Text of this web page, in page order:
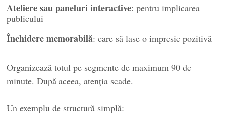
Ateliere sau paneluri interactive: pentru implicarea
publicului
Închidere memorabilă: care să lase o impresie pozitivă
Organizează totul pe segmente de maximum 90 de
minute. După aceea, atenția scade.
Un exemplu de structură simplă: